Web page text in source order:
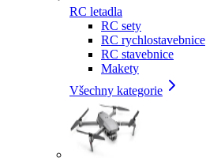
RC letadla
RC sety
RC rychlostavebnice
RC stavebnice
Makety
Všechny kategorie